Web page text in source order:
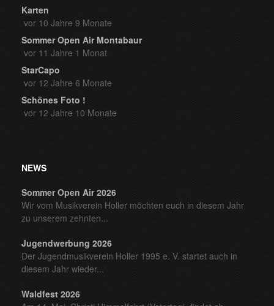
Karten
vor 10 Jahre 9 Monate
Sommer Open Air Montabaur
vor 11 Jahre 1 Monat
StarCapo
vor 12 Jahre 6 Monate
Schönes Foto !
vor 12 Jahre 10 Monate
NEWS
Sommer Open Air 2026
Wir vom Musikverein Holler möchten euch in diesem Jahr
zu unserem zehnten...
Jugendwerbung 2026
Der Jugendmusikverein Holler 1995 e. V. startet auch in
diesem Jahr wieder...
Waldfest 2026